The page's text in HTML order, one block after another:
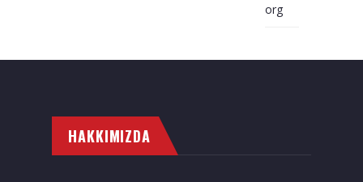
org
HAKKIMIZDA